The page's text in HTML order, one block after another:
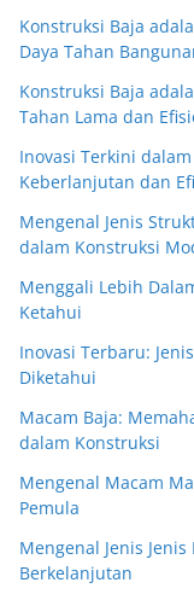
Konstruksi Baja
Daya Tahan
Konstruksi Baja
Tahan Lama dan
Inovasi Terkini
Keberlanjutan dan
Mengenal Jenis
dalam Konstruksi
Menggali Lebih
Ketahui
Inovasi Terbaru:
Diketahui
Macam Baja:
dalam Konstruksi
Mengenal Macam
Pemula
Mengenal Jenis
Berkelanjutan